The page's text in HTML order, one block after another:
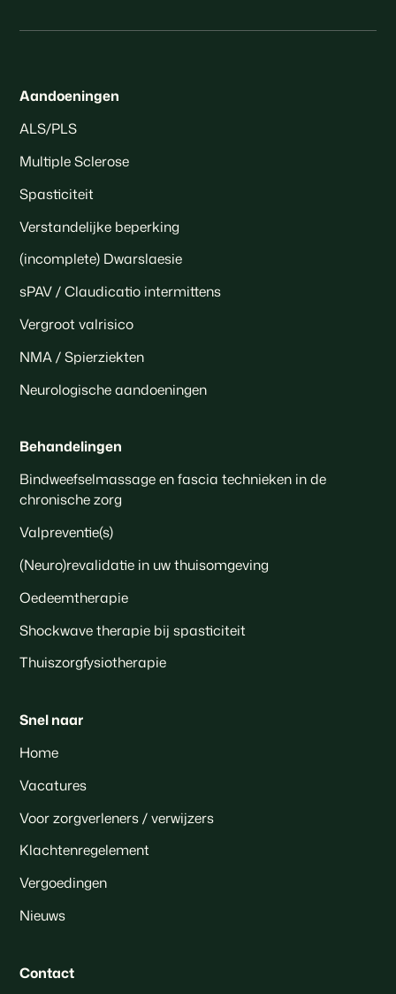
Aandoeningen
ALS/PLS
Multiple Sclerose
Spasticiteit
Verstandelijke beperking
(incomplete) Dwarslaesie
sPAV / Claudicatio intermittens
Vergroot valrisico
NMA / Spierziekten
Neurologische aandoeningen
Behandelingen
Bindweefselmassage en fascia technieken in de
chronische zorg
Valpreventie(s)
(Neuro)revalidatie in uw thuisomgeving
Oedeemtherapie
Shockwave therapie bij spasticiteit
Thuiszorgfysiotherapie
Snel naar
Home
Vacatures
Voor zorgverleners / verwijzers
Klachtenregelement
Vergoedingen
Nieuws
Contact